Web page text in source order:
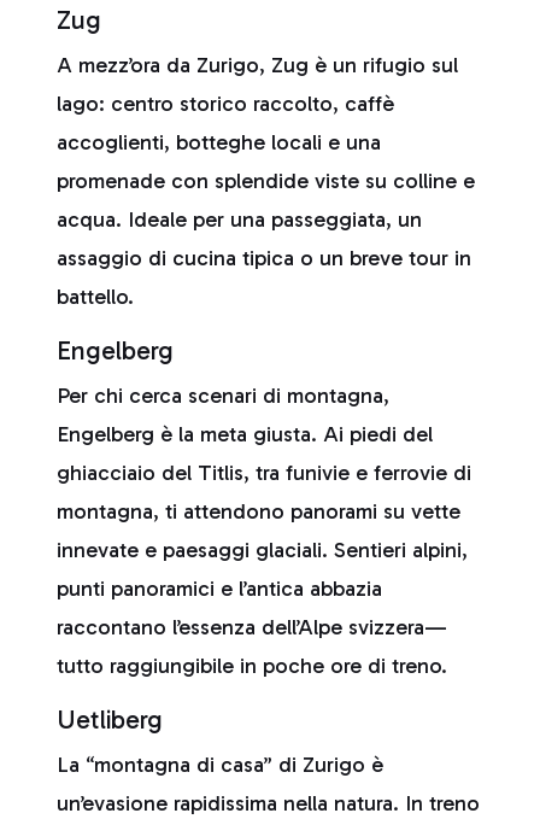
Zug
A mezz’ora da Zurigo, Zug è un rifugio sul
lago: centro storico raccolto, caffè
accoglienti, botteghe locali e una
promenade con splendide viste su colline e
acqua. Ideale per una passeggiata, un
assaggio di cucina tipica o un breve tour in
battello.
Engelberg
Per chi cerca scenari di montagna,
Engelberg è la meta giusta. Ai piedi del
ghiacciaio del Titlis, tra funivie e ferrovie di
montagna, ti attendono panorami su vette
innevate e paesaggi glaciali. Sentieri alpini,
punti panoramici e l’antica abbazia
raccontano l’essenza dell’Alpe svizzera—
tutto raggiungibile in poche ore di treno.
Uetliberg
La “montagna di casa” di Zurigo è
un’evasione rapidissima nella natura. In treno